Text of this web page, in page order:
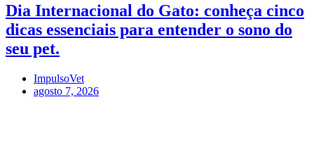
Dia Internacional do Gato: conheça cinco
dicas essenciais para entender o sono do
seu pet.
ImpulsoVet
agosto 7, 2026